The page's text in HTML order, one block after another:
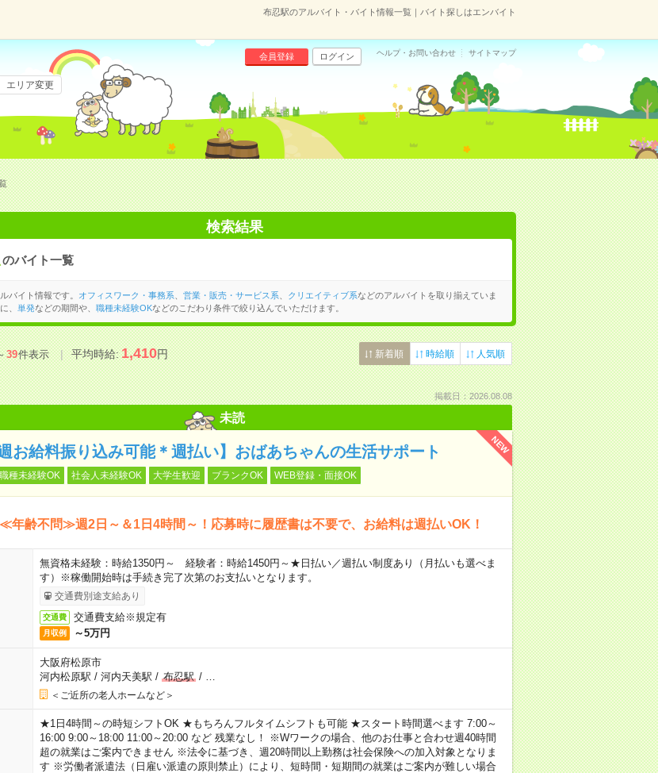
布忍駅のアルバイト・バイト情報一覧｜バイト探しはエンバイト
会員登録 ログイン ヘルプ・お問い合わせ サイトマップ
エリア変更
検索結果
のバイト一覧
バイト情報です。 オフィスワーク・事務系 営業・販売・サービス系 クリエイティブ系などのアルバイトを取り揃えていま
、
単発などの期間や、 職種未経験OKなどのこだわり条件で絞り込んでいただけます。
39件表示 平均時給:1,410円 新着順 時給順 人気順
掲載日：2026.08.08
未読
NEW
週お給料振り込み可能＊週払い】おばあちゃんの生活サポート
職種未経験OK 社会人未経験OK 大学生歓迎 ブランクOK WEB登録・面接OK
≪年齢不問≫週2日～＆1日4時間～！応募時に履歴書は不要で、お給料は週払いOK！
無資格未経験：時給1350円～ 経験者：時給1450円～★日払い／週払い制度あり（月払いも選べま
す）※稼働開始時は手続き完了次第のお支払いとなります。
交通費別途支給あり
交通費 交通費支給※規定有
月収例 ～5万円
大阪府松原市
河内松原駅 / 河内天美駅 / 布忍駅/
＜ご近所の老人ホームなど＞
★1日4時間～の時短シフトOK ★もちろんフルタイムシフトも可能 ★スタート時間選べます 7:00～
16:00 9:00～18:00 11:00～20:00 など 残業なし！ ※Wワークの場合、他のお仕事と合わせ週40時間
超の就業はご案内できません ※法令に基づき、週20時間以上勤務は社会保険への加入対象となりま
す ※労働者派遣法（日雇い派遣の原則禁止）により、短時間・短期間の就業はご案内が難しい場合